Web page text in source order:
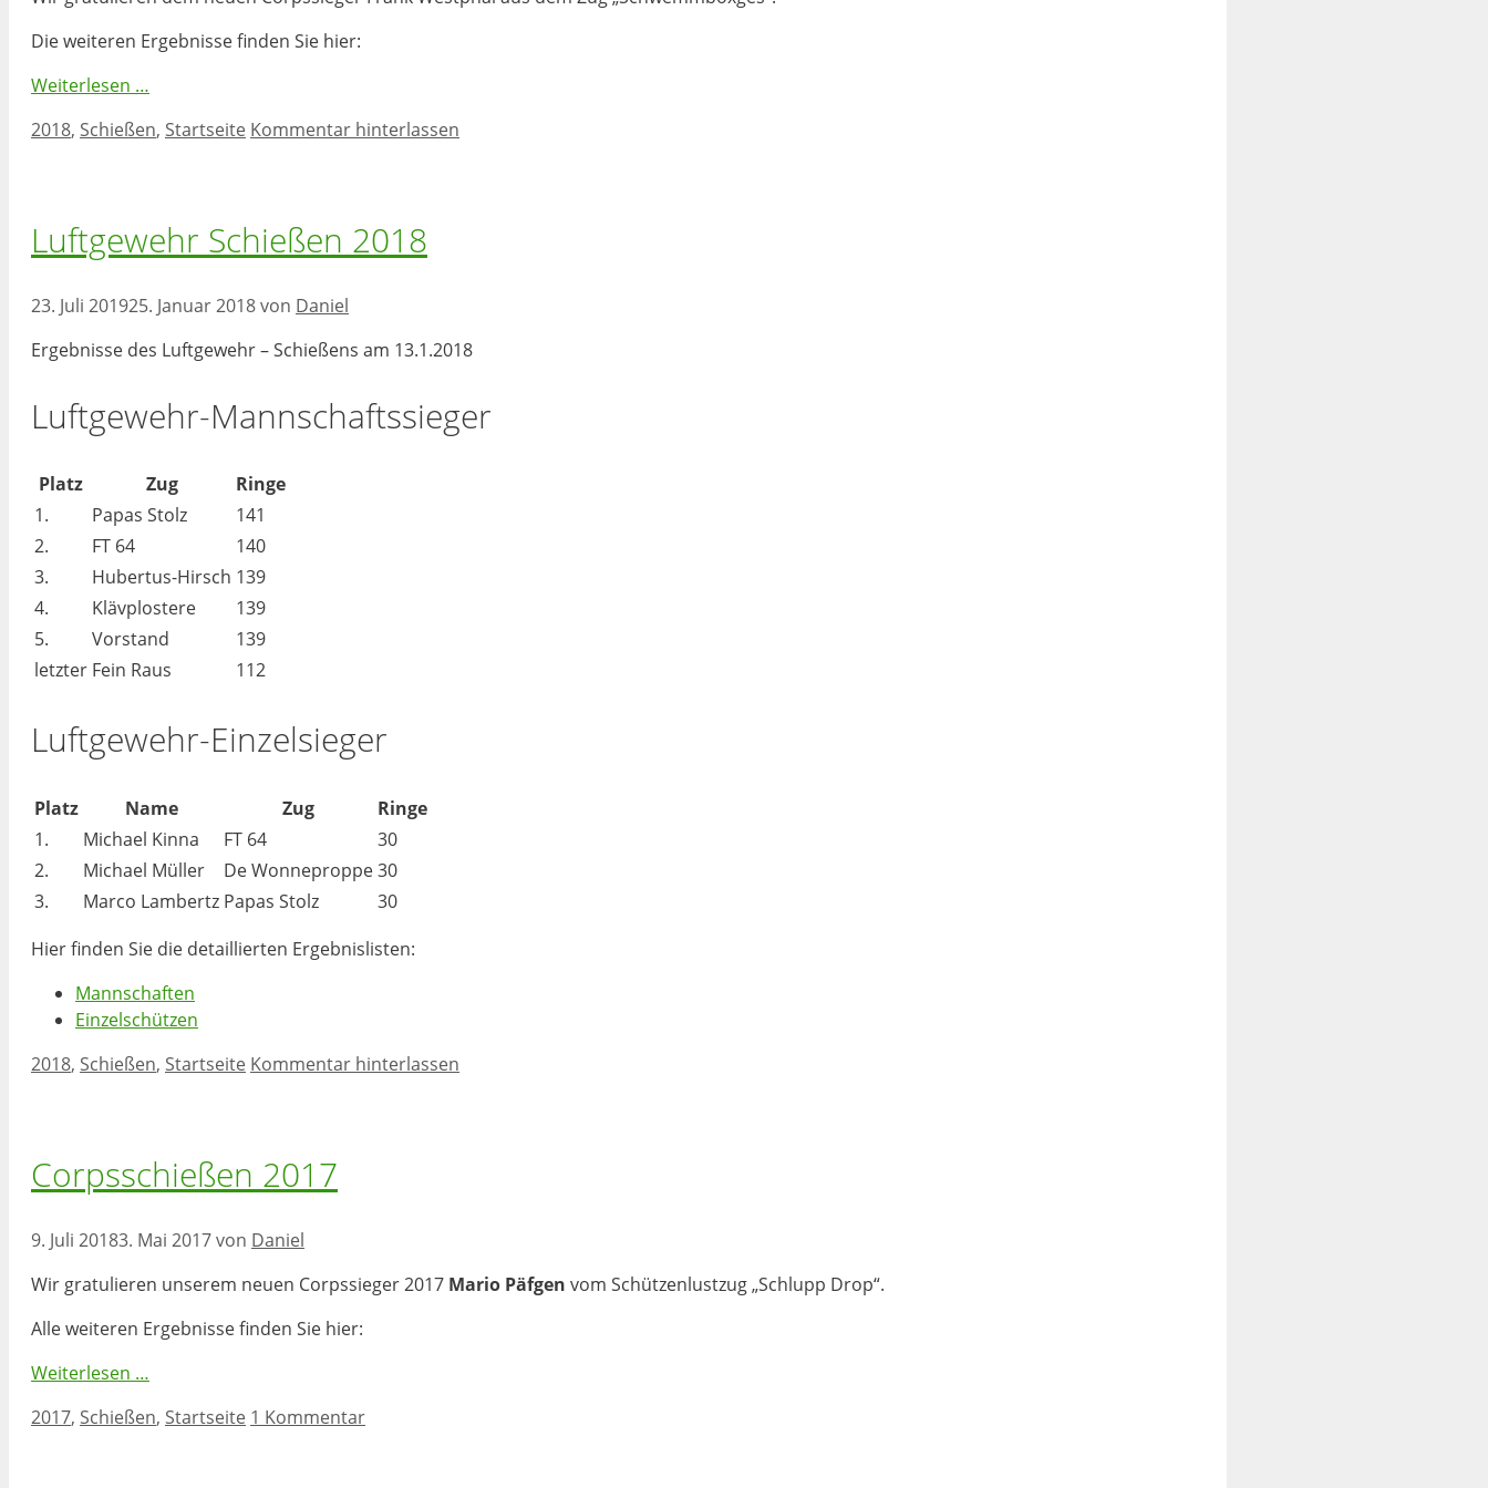
Die weiteren Ergebnisse finden Sie hier:
Weiterlesen …
Kategorien
2018, Schießen, Startseite Kommentar hinterlassen
Luftgewehr Schießen 2018
23. Juli 201925. Januar 2018von Daniel
Ergebnisse des Luftgewehr – Schießens am 13.1.2018
Luftgewehr-Mannschaftssieger
Platz Zug
Ringe
1.
Papas Stolz
141
2.
FT 64
140
3.
Hubertus-Hirsch 139
4.
Klävplostere
139
5.
Vorstand
139
letzter Fein Raus 112
Luftgewehr-Einzelsieger
Platz Name Zug
Ringe
1.
Michael Kinna FT 64
30
2.
Michael Müller De Wonneproppe30
3.
Marco Lambertz Papas Stolz
30
Hier finden Sie die detaillierten Ergebnislisten:
Mannschaften
Einzelschützen
Kategorien
2018, Schießen, Startseite Kommentar hinterlassen
Corpsschießen 2017
9. Juli 20183. Mai 2017von Daniel
Wir gratulieren unserem neuen Corpssieger 2017 Mario Päfgen vom Schützenlustzug „Schlupp Drop“.
Alle weiteren Ergebnisse finden Sie hier:
Weiterlesen …
Kategorien
2017, Schießen, Startseite 1 Kommentar